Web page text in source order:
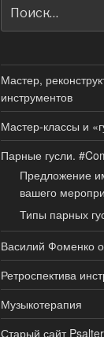
Мастер,
инструментов
Мастер-классы и
Парные гусли.
Предложение
вашего
Типы парных
Василий Фоменко
Ретроспектива
Музыкотерапия
Старый сайт